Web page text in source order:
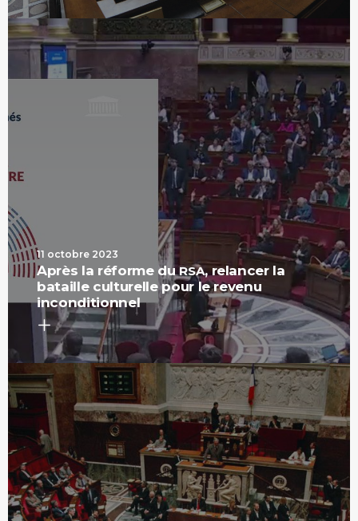
11 octobre 2023
Après la réforme duRSA, relancer la
bataille culturelle pour le revenu
inconditionnel